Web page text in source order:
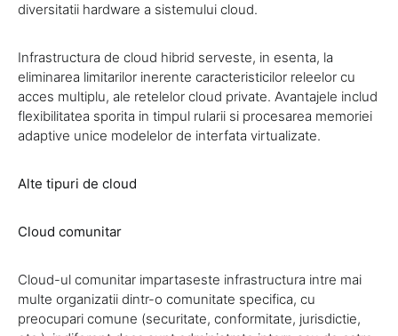
diversitatii hardware a sistemului cloud.
Infrastructura de cloud hibrid serveste, in esenta, la
eliminarea limitarilor inerente caracteristicilor releelor ​​cu
acces multiplu, ale retelelor cloud private. Avantajele includ
flexibilitatea sporita in timpul rularii si procesarea memoriei
adaptive unice modelelor de interfata virtualizate.
Alte tipuri de cloud
Cloud comunitar
Cloud-ul comunitar impartaseste infrastructura intre mai
multe organizatii dintr-o comunitate specifica, cu
preocupari comune (securitate, conformitate, jurisdictie,